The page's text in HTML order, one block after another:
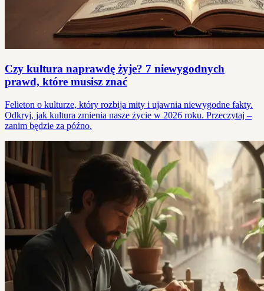
Czy kultura naprawdę żyje? 7 niewygodnych
prawd, które musisz znać
Felieton o kulturze, który rozbija mity i ujawnia niewygodne fakty.
Odkryj, jak kultura zmienia nasze życie w 2026 roku. Przeczytaj –
zanim będzie za późno.